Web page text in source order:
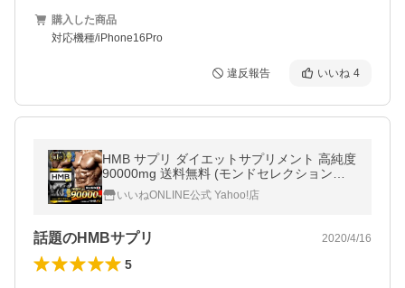
購入した商品
対応機種/iPhone16Pro
違反報告 いいね 4
HMB サプリ ダイエットサプリメント 高純度
90000mg 送料無料 (モンドセレクション金
賞受賞) hmbサプリ アミノ酸 筋トレ 360タ
ブレット 30~60日分 国内製造
いいねONLINE公式 Yahoo!店
話題のHMBサプリ 2020/4/16
5